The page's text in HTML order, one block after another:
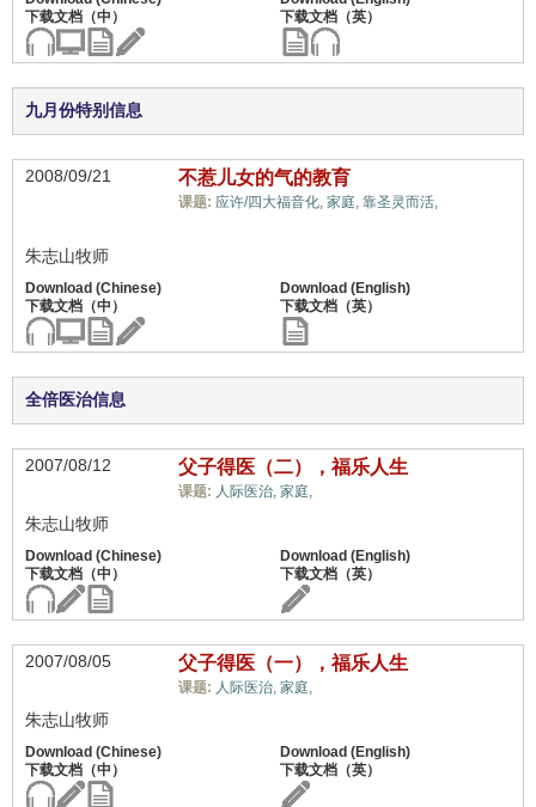
九月份特别信息
2008/09/21 不惹儿女的气的教育
课题: 应许/四大福音化, 家庭, 靠圣灵而活,
朱志山牧师
全倍医治信息
2007/08/12 父子得医（二），福乐人生
课题: 人际医治, 家庭,
朱志山牧师
2007/08/05 父子得医（一），福乐人生
课题: 人际医治, 家庭,
朱志山牧师